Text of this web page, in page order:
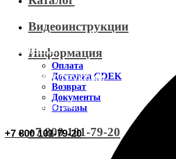
КАТАЛОГ
ВИДЕОИНСТРУКЦИИ
ОСТАВИТЬ ОТЗЫВ
+7 800 101-79-20
Доставка CDEK
Видеоинструкции
Информация
Оплата
Доставка CDEK
Возврат
Документы
Отзывы
+7 800 101-79-20